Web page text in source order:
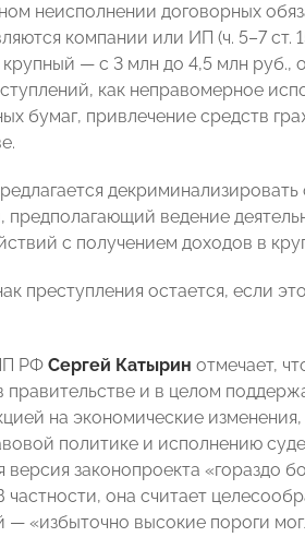
неисполнении договорных
компании или ИП (ч. 5–7
крупный — с 3 млн до 4,5 млн
как неправомерное
бумаг, привлечение средств
предполагающий ведение
с получением доходов в
преступления остается, если
РФ Сергей Катырин отмечает,
правительстве и в целом
на экономические
политике и исполнению
версия законопроекта «гораздо
частности, она считает
— «избыточно высокие пороги